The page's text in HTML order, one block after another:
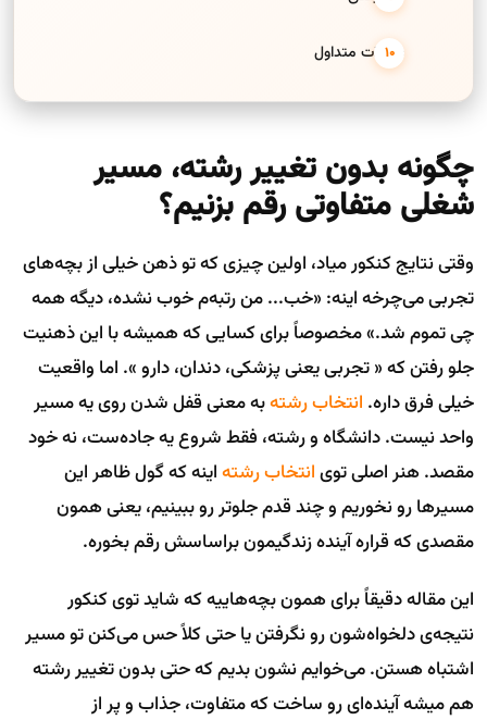
سوالات متداول
چگونه بدون تغییر رشته، مسیر
شغلی متفاوتی رقم بزنیم؟
وقتی نتایج کنکور میاد، اولین چیزی که تو ذهن خیلی از بچه‌های
تجربی می‌چرخه اینه: «خب... من رتبه‌م خوب نشده، دیگه همه
چی تموم شد.» مخصوصاً برای کسایی که همیشه با این ذهنیت
جلو رفتن که « تجربی یعنی پزشکی، دندان، دارو ». اما واقعیت
خیلی فرق داره. انتخاب رشتهبه معنی قفل شدن روی یه مسیر
واحد نیست. دانشگاه و رشته، فقط شروع یه جاده‌ست، نه خود
مقصد. هنر اصلی تویانتخاب رشتهاینه که گول ظاهر این
مسیر‌ها رو نخوریم و چند قدم جلوتر رو ببینیم، یعنی همون
مقصدی که قراره آینده زندگیمون براساسش رقم بخوره.
این مقاله دقیقاً برای همون بچه‌هاییه که شاید توی کنکور
نتیجه‌ی دلخواه‌شون رو نگرفتن یا حتی کلاً حس می‌کنن تو مسیر
اشتباه هستن. می‌خوایم نشون بدیم که حتی بدون تغییر رشته
هم میشه آینده‌ای رو ساخت که متفاوت، جذاب و پر از